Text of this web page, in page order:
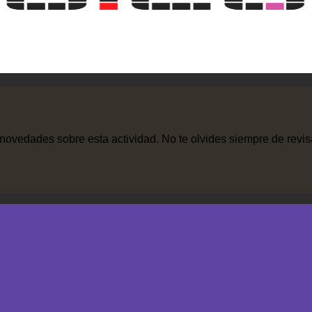
sobre esta actividad. No te olvides siempre de